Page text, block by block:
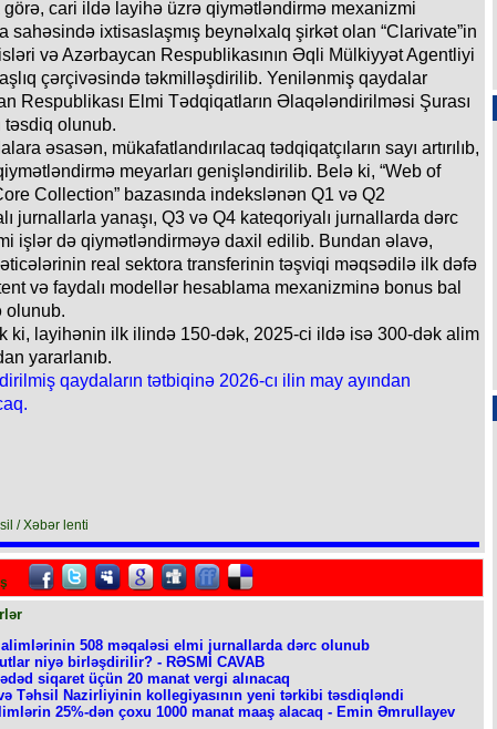
görə, cari ildə layihə üzrə qiymətləndirmə mexanizmi
sahəsində ixtisaslaşmış beynəlxalq şirkət olan “Clarivate”in
və Azərbaycan Respublikasının Əqli Mülkiyyət Agentliyi
çərçivəsində təkmilləşdirilib. Yenilənmiş qaydalar
Respublikası Elmi Tədqiqatların Əlaqələndirilməsi Şurası
təsdiq olunub.
əsasən, mükafatlandırılacaq tədqiqatçıların sayı artırılıb,
meyarları genişləndirilib. Belə ki, “Web of
Collection” bazasında indekslənən Q1 və Q2
jurnallarla yanaşı, Q3 və Q4 kateqoriyalı jurnallarda dərc
işlər də qiymətləndirməyə daxil edilib. Bundan əlavə,
real sektora transferinin təşviqi məqsədilə ilk dəfə
və faydalı modellər hesablama mexanizminə bonus bal
olunub.
ki, layihənin ilk ilində 150-dək, 2025-ci ildə isə 300-dək alim
yararlanıb.
qaydaların tətbiqinə 2026-cı ilin may ayından
/ Xəbər lenti
alimlərinin 508 məqaləsi elmi jurnallarda dərc olunub
niyə birləşdirilir? - RƏSMİ CAVAB
siqaret üçün 20 manat vergi alınacaq
Təhsil Nazirliyinin kollegiyasının yeni tərkibi təsdiqləndi
25%-dən çoxu 1000 manat maaş alacaq - Emin Əmrullayev